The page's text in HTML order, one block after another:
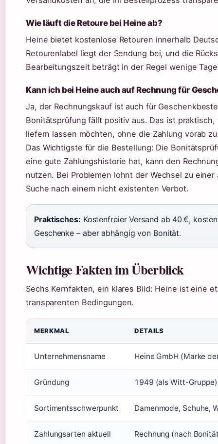
Wie läuft die Retoure bei Heine ab?
Heine bietet kostenlose Retouren innerhalb
Retourenlabel liegt der Sendung bei, und die
Bearbeitungszeit beträgt in der Regel wenige
Kann ich bei Heine auch auf Rechnung für
Ja, der Rechnungskauf ist auch für
Bonitätsprüfung fällt positiv aus. Das ist
liefern lassen möchten, ohne die Zahlung vorab
Das Wichtigste für die Bestellung: Die
eine gute Zahlungshistorie hat, kann den
nutzen. Bei Problemen lohnt der Wechsel zu
Suche nach einem nicht existenten Verbot.
Praktisches: Kostenfreier Versand ab 40 €,
Geschenke – aber abhängig von Bonität.
Wichtige Fakten im Überblick
Sechs Kernfakten, ein klares Bild: Heine ist eine
transparenten Bedingungen.
MERKMAL DETAILS
Unternehmensname Heine GmbH (Marke
Gründung 1949 (als Witt-
Sortimentsschwerpunkt Damenmode, Schuhe,
Zahlungsarten aktuell Rechnung (nach